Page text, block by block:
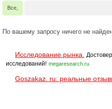
Все,
По вашему запросу ничего не
Исследование рынка.
исследований! megaresearch.ru
Goszakaz. ru: реальные